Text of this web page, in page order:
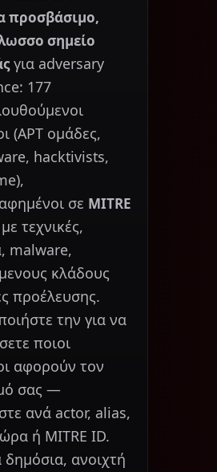
προσβάσιμο,
σημείο
για adversary
177
(APT ομάδες,
hacktivists,
σε MITRE
τεχνικές,
malware,
κλάδους
προέλευσης.
την για να
ποιοι
αφορούν τον
σας —
ανά actor, alias,
ή MITRE ID.
δημόσια, ανοιχτή